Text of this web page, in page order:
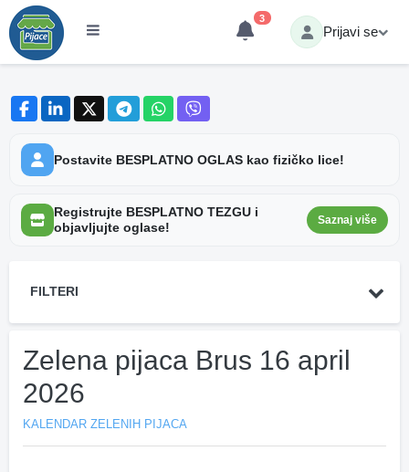
3
Prijavi se
Postavite BESPLATNO OGLAS kao fizičko lice!
Registrujte BESPLATNO TEZGU i
objavljujte oglase!
Saznaj više
FILTERI
Zelena pijaca Brus 16 april
2026
KALENDAR ZELENIH PIJACA